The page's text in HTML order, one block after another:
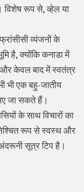
विशेष रूप से, व्हेल या
व्यंजनों के
है, क्योंकि कनाडा में
केवल बाद में स्वतंत्र
भी एक बहु-जातीय
जा सकते हैं।
के साथ विचारों का
रूप से स्वस्थ और
सूत्र टिप है।